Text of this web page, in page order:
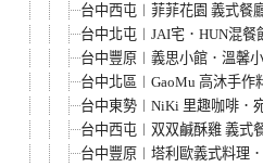
台中西屯︱菲菲花園 義式餐
台中北屯︱JAI宅．HUN混
台中豐原︱義思小館．溫馨
台中北區︱GaoMu 高沐手
台中東勢︱NiKi 里趣咖啡．
台中西屯︱双双鹹酥雞 義式
台中豐原︱塔利歐義式料理